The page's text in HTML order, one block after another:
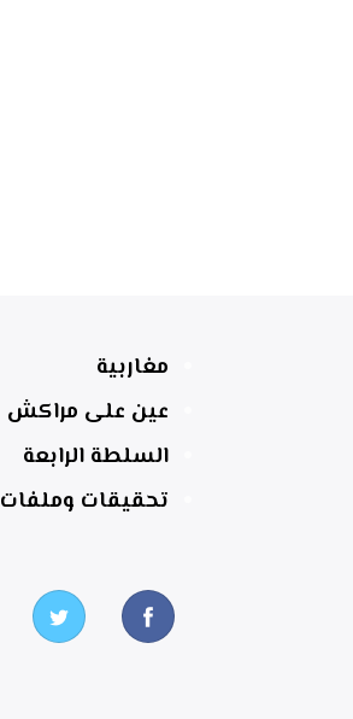
مغاربية
عين على مراكش
السلطة الرابعة
تحقيقات وملفات